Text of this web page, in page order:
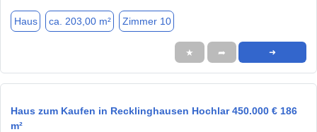
Haus ca. 203,00 m² Zimmer 10
★ ➦ ➜
Haus zum Kaufen in Recklinghausen Hochlar 450.000 € 186
m²